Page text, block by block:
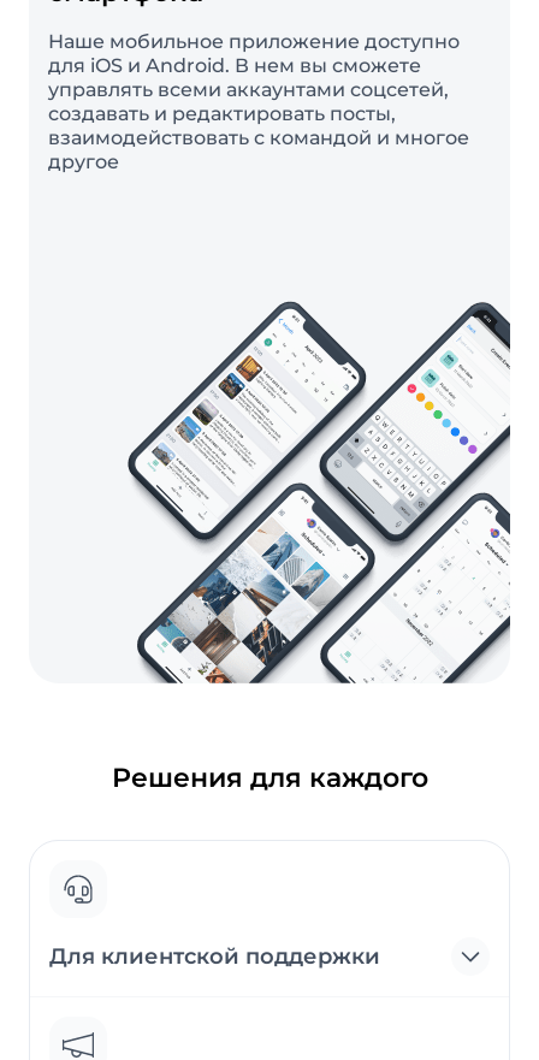
Наше мобильное приложение доступно
для iOS и Android. В нем вы сможете
управлять всеми аккаунтами соцсетей,
создавать и редактировать посты,
взаимодействовать с командой и многое
другое
Решения для каждого
Для клиентской поддержки